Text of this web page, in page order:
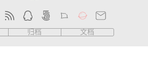
归档 文档